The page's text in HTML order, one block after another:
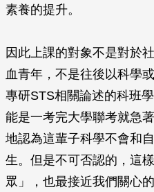
素養的提升。
因此上課的對象不是對於
血青年，不是往後以科學
專研STS相關論述的科班
能是一考完大學聯考就急
地認為這輩子科學不會和
生。但是不可否認的，這
眾」，也最接近我們關心